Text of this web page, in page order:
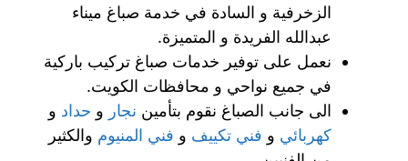
الزخرفية و السادة في خدمة صباغ ميناء
عبدالله الفريدة و المتميزة.
نعمل على توفير خدمات صباغ تركيب باركية
في جميع نواحي و محافظات الكويت.
الى جانب الصباغ نقوم بتأمين نجار و حداد و
كهربائي و فني تكييف و فني المنيوم والكثير